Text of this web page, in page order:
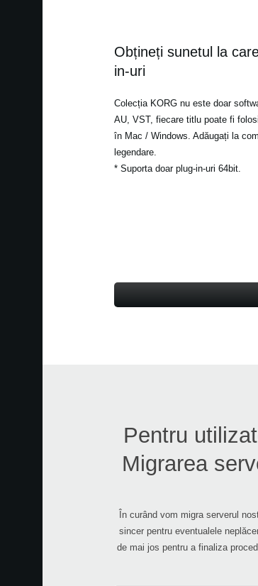
Obțineți sunetul la
in-uri
Colecția KORG nu este doar
AU, VST, fiecare titlu poate fi
în Mac / Windows. Adăugați la
legendare.
* Suporta doar plug-in-uri 64bit.
Pentru
Migrarea
În curând vom migra serverul
sincer pentru eventualele
de mai jos pentru a finaliza